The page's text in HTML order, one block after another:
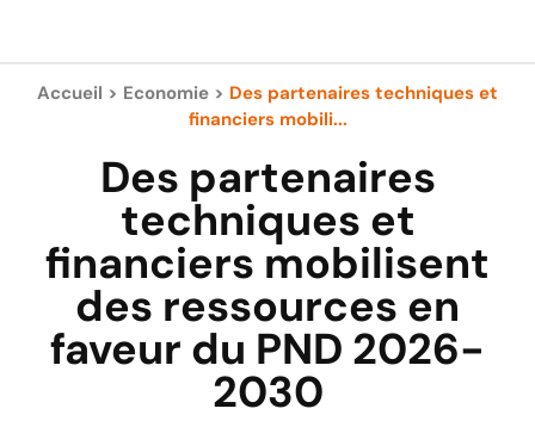
Accueil > Economie > Des partenaires techniques et
financiers mobili...
Des partenaires
techniques et
financiers mobilisent
des ressources en
faveur du PND 2026-
2030